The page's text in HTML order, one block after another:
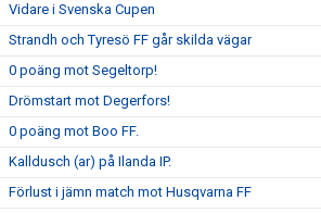
Vidare i Svenska Cupen
Strandh och Tyresö FF går skilda vägar
0 poäng mot Segeltorp!
Drömstart mot Degerfors!
0 poäng mot Boo FF.
Kalldusch (ar) på Ilanda IP.
Förlust i jämn match mot Husqvarna FF